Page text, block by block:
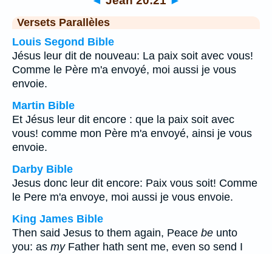
Versets Parallèles
Louis Segond Bible
Jésus leur dit de nouveau: La paix soit avec vous!
Comme le Père m'a envoyé, moi aussi je vous
envoie.
Martin Bible
Et Jésus leur dit encore : que la paix soit avec
vous! comme mon Père m'a envoyé, ainsi je vous
envoie.
Darby Bible
Jesus donc leur dit encore: Paix vous soit! Comme
le Pere m'a envoye, moi aussi je vous envoie.
King James Bible
Then said Jesus to them again, Peace be unto
you: as myFather hath sent me, even so send I